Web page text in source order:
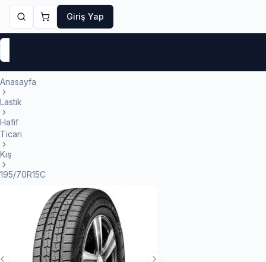
Giriş Yap
Anasayfa
Lastik
Hafif
Ticari
Kış
195/70R15C